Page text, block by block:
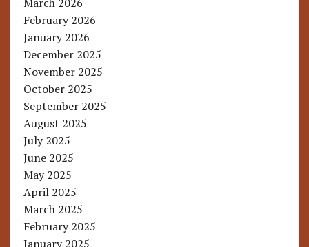
February 2026
January 2026
December 2025
November 2025
October 2025
September 2025
August 2025
July 2025
June 2025
May 2025
April 2025
March 2025
February 2025
January 2025